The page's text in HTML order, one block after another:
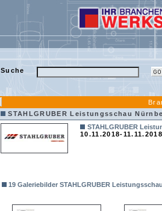
Suche
STAHLGRUBER Leistungsschau
STAHLGRUBER
10.11.2018-11.11.2018
19 Galeriebilder STAHLGRUBER